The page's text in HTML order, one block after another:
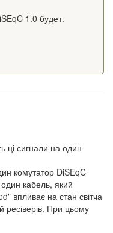
1.0 будет.
ці сигнали на один
комутатор DiSEqC
кабель, який
впливає на стан світча
ресіверів. При цьому